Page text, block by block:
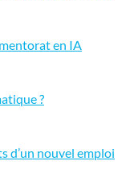
en IA
?
d’un nouvel emploi